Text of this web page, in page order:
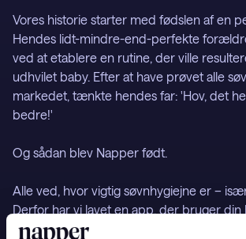
Vores historie starter med fødslen af en
Hendes lidt-mindre-end-perfekte
ved at etablere en rutine, der ville
udhvilet baby. Efter at have prøvet alle
markedet, tænkte hendes far: 'Hov, det
bedre!'
Og sådan blev Napper født.
Alle ved, hvor vigtig søvnhygiejne er –
Derfor har vi lavet en app, der bruger din
skabe en skræddersyet søvnplan, så de